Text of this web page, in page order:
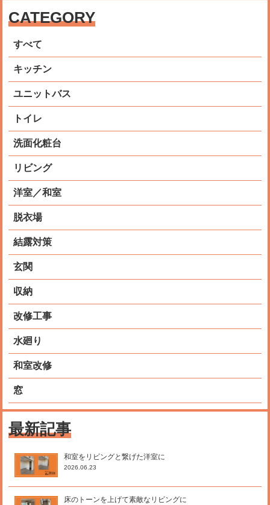
CATEGORY
すべて
キッチン
ユニットバス
トイレ
洗面化粧台
リビング
洋室／和室
脱衣場
結露対策
玄関
収納
改修工事
水廻り
和室改修
窓
最新記事
和室をリビングと繋げた洋室に
2026.06.23
床のトーンを上げて素敵なリビングに